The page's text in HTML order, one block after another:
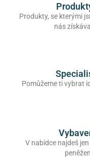
Produkty, se kterými
nás
Pomůžeme ti vybrat
V nabídce najdeš